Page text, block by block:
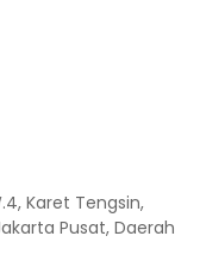
Karet Tengsin,
Pusat, Daerah